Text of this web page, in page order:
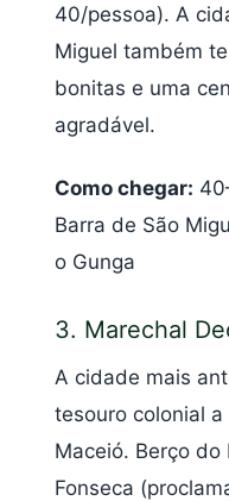
40/pessoa). A
Miguel também
bonitas e uma
agradável.
Como chegar:
Barra de São
o Gunga
3. Marechal
A cidade mais
tesouro colonial
Maceió. Berço
Fonseca